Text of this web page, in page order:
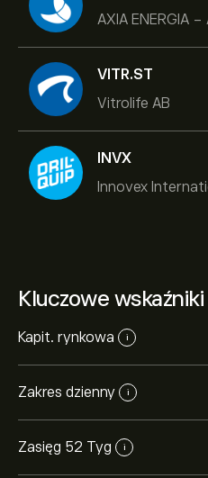
AXIA ENERGIA -
VITR.ST
Vitrolife AB
INVX
Innovex
Kluczowe wskaźniki
Kapit. rynkowa i
Zakres dzienny i
Zasięg 52 Tyg i